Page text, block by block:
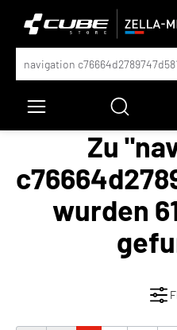
Zu
wurden